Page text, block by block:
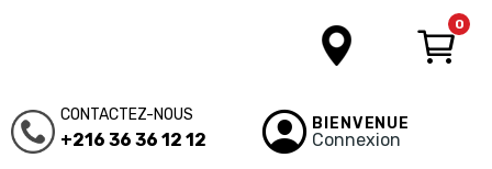
0
CONTACTEZ-NOUS
+216 36 36 12 12
BIENVENUE
Connexion